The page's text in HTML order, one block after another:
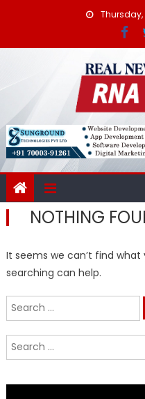
Thursday,
NOTHING
It seems we can’t find what
searching can help.
Search
for:
Search
for: